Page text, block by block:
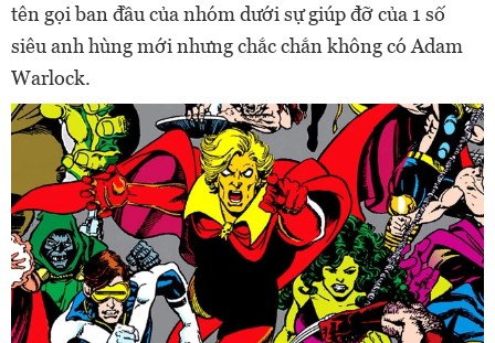
tên gọi ban đầu của nhóm dưới sự giúp đỡ của 1 số
siêu anh hùng mới nhưng chắc chắn không có Adam
Warlock.